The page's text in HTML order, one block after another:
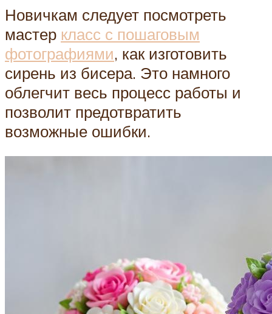
Новичкам следует посмотреть
мастер класс с пошаговым
фотографиями, как изготовить
сирень из бисера. Это намного
облегчит весь процесс работы и
позволит предотвратить
возможные ошибки.